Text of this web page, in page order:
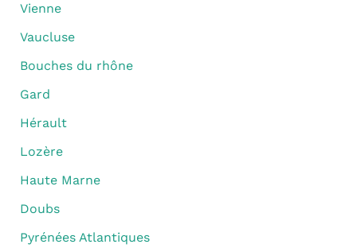
Vienne
Vaucluse
Bouches du rhône
Gard
Hérault
Lozère
Haute Marne
Doubs
Pyrénées Atlantiques